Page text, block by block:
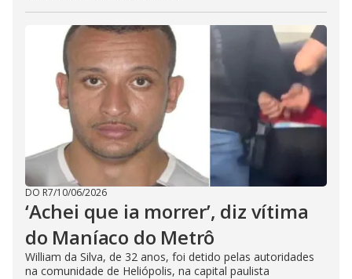
DO R7/10/06/2026
‘Achei que ia morrer’, diz vítima
do Maníaco do Metrô
William da Silva, de 32 anos, foi detido pelas autoridades
na comunidade de Heliópolis, na capital paulista